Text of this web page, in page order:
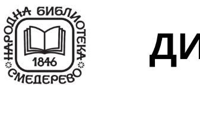
Навигација
Колекције
Објекти